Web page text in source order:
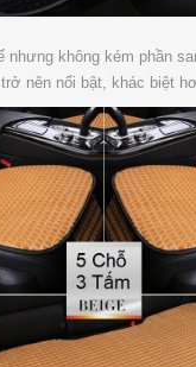
nhưng không kém phần
nên nổi bật, khác biệt